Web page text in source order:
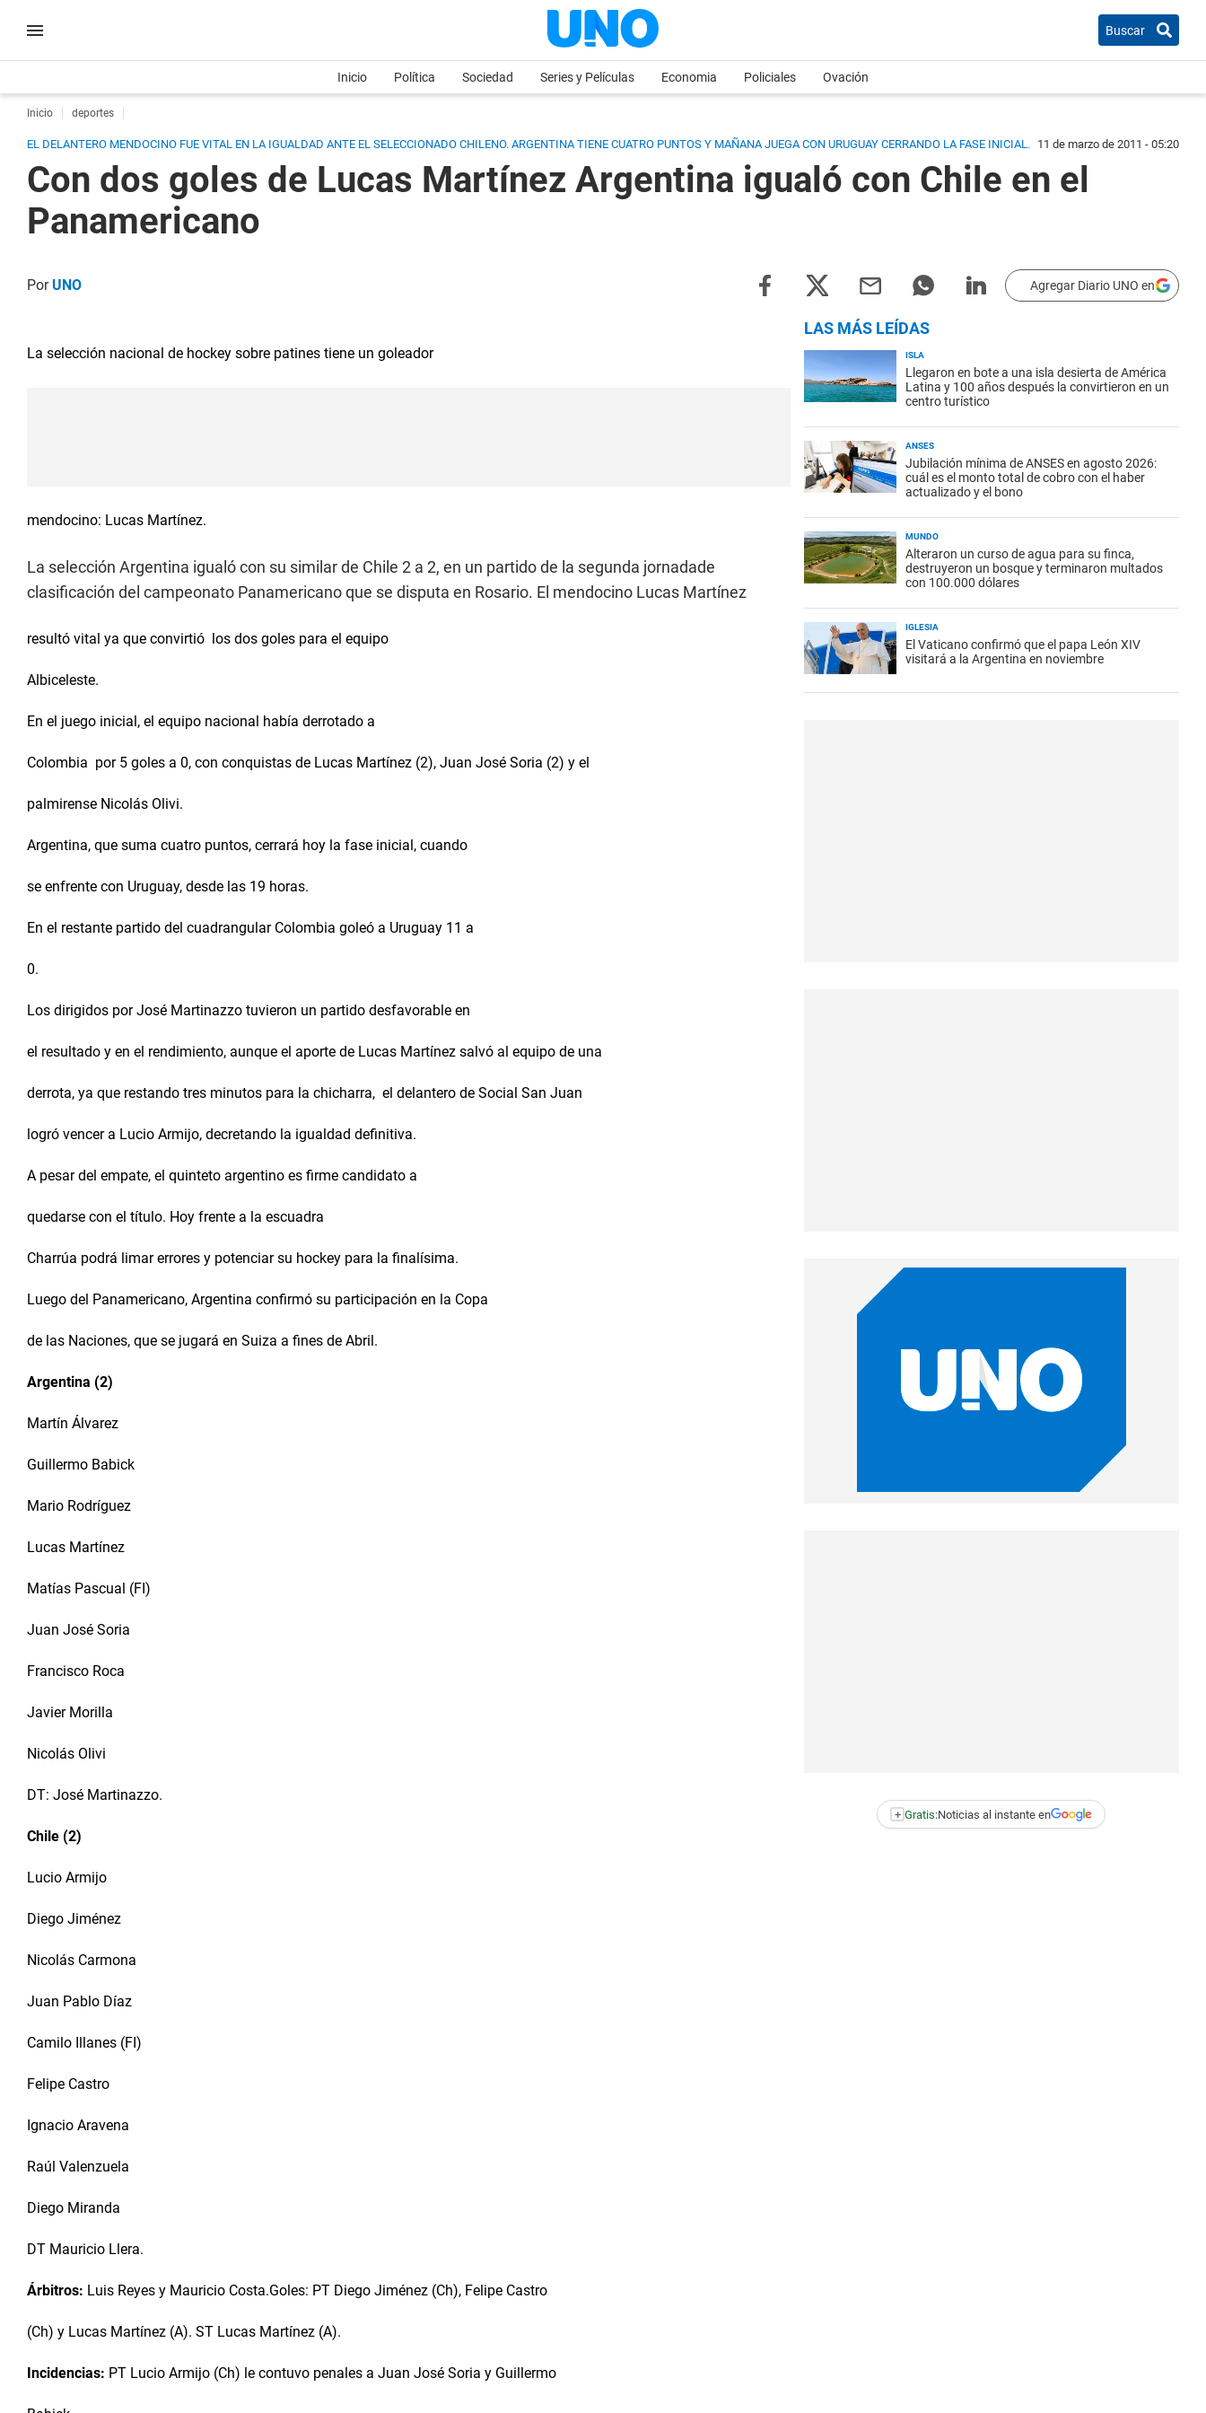
Buscar
Inicio Política Sociedad Series y Películas Economia Policiales Ovación
Inicio deportes
EL DELANTERO MENDOCINO FUE VITAL EN LA IGUALDAD ANTE EL SELECCIONADO CHILENO. ARGENTINA TIENE CUATRO PUNTOS Y MAÑANA JUEGA CON URUGUAY CERRANDO LA FASE INICIAL. 11 de marzo de 2011 - 05:20
Con dos goles de Lucas Martínez Argentina igualó con Chile en el
Panamericano
PorUNO Agregar Diario UNO en
La selección nacional de hockey sobre patines tiene un goleador
mendocino: Lucas Martínez.
La selección Argentina igualó con su similar de Chile 2 a 2, en un partido de la segunda jornadade
clasificación del campeonato Panamericano que se disputa en Rosario. El mendocino Lucas Martínez
resultó vital ya que convirtió los dos goles para el equipo
Albiceleste.
En el juego inicial, el equipo nacional había derrotado a
Colombia por 5 goles a 0, con conquistas de Lucas Martínez (2), Juan José Soria (2) y el
palmirense Nicolás Olivi.
Argentina, que suma cuatro puntos, cerrará hoy la fase inicial, cuando
se enfrente con Uruguay, desde las 19 horas.
En el restante partido del cuadrangular Colombia goleó a Uruguay 11 a
0.
Los dirigidos por José Martinazzo tuvieron un partido desfavorable en
el resultado y en el rendimiento, aunque el aporte de Lucas Martínez salvó al equipo de una
derrota, ya que restando tres minutos para la chicharra, el delantero de Social San Juan
logró vencer a Lucio Armijo, decretando la igualdad definitiva.
A pesar del empate, el quinteto argentino es firme candidato a
quedarse con el título. Hoy frente a la escuadra
Charrúa podrá limar errores y potenciar su hockey para la finalísima.
Luego del Panamericano, Argentina confirmó su participación en la Copa
de las Naciones, que se jugará en Suiza a fines de Abril.
Argentina (2)
Martín Álvarez
Guillermo Babick
Mario Rodríguez
Lucas Martínez
Matías Pascual (FI)
Juan José Soria
Francisco Roca
Javier Morilla
Nicolás Olivi
DT: José Martinazzo.
Chile (2)
Lucio Armijo
Diego Jiménez
Nicolás Carmona
Juan Pablo Díaz
Camilo Illanes (FI)
Felipe Castro
Ignacio Aravena
Raúl Valenzuela
Diego Miranda
DT Mauricio Llera.
Árbitros: Luis Reyes y Mauricio Costa.Goles: PT Diego Jiménez (Ch), Felipe Castro
(Ch) y Lucas Martínez (A). ST Lucas Martínez (A).
Incidencias: PT Lucio Armijo (Ch) le contuvo penales a Juan José Soria y Guillermo
LAS MÁS LEÍDAS
ISLA
Llegaron en bote a una isla desierta de América
Latina y 100 años después la convirtieron en un
centro turístico
ANSES
Jubilación mínima de ANSES en agosto 2026:
cuál es el monto total de cobro con el haber
actualizado y el bono
MUNDO
Alteraron un curso de agua para su finca,
destruyeron un bosque y terminaron multados
con 100.000 dólares
IGLESIA
El Vaticano confirmó que el papa León XIV
visitará a la Argentina en noviembre
+ Gratis:Noticias al instante en